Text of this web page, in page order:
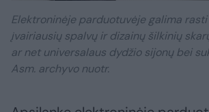
Elektroninėje parduotuvėje galima rasti
įvairiausių spalvų ir dizainų šilkinių
ar net universalaus dydžio sijonų bei
Asm. archyvo nuotr.